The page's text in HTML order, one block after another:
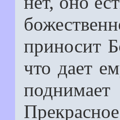
приносит
что дает